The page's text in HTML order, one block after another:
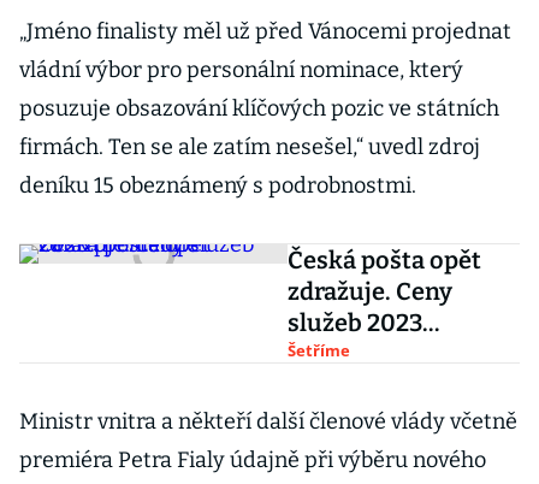
„Jméno finalisty měl už před Vánocemi projednat
vládní výbor pro personální nominace, který
posuzuje obsazování klíčových pozic ve státních
firmách. Ten se ale zatím nesešel,“ uvedl zdroj
deníku 15 obeznámený s podrobnostmi.
Česká pošta opět
zdražuje. Ceny
služeb 2023
přehledně
Šetříme
Ministr vnitra a někteří další členové vlády včetně
premiéra Petra Fialy údajně při výběru nového